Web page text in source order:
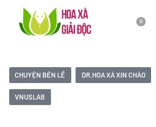
0
CHUYỆN BÊN LỀ DR.HOA XÀ XIN CHÀO
VNUSLAB